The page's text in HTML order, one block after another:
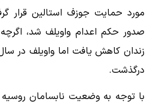
مورد حمایت جوزف استالین قرار
درگذشت.
با توجه به وضعیت نابسامان